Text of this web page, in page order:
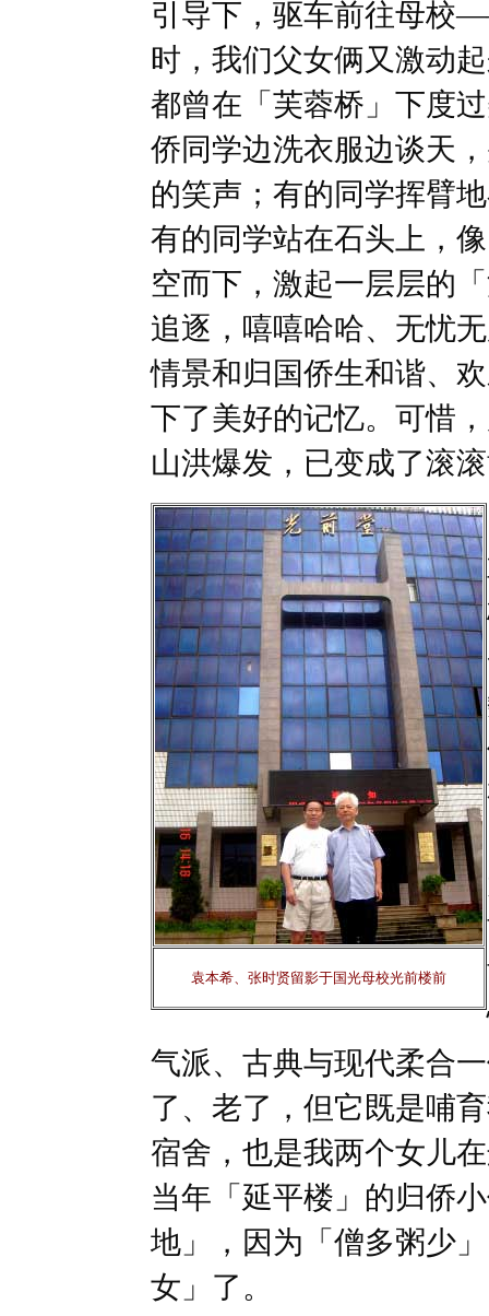
引导下，驱车前往母校
时，我们父女俩又激动
都曾在「芙蓉桥」下度
侨同学边洗衣服边谈天
的笑声；有的同学挥臂
有的同学站在石头上，
空而下，激起一层层的
追逐，嘻嘻哈哈、无忧
情景和归国侨生和谐、
下了美好的记忆。可惜
山洪爆发，已变成了滚
袁本希、张时贤留影于国光母校光前楼前
气派、古典与现代柔合
了、老了，但它既是哺
宿舍，也是我两个女儿
当年「延平楼」的归侨
地」，因为「僧多粥少
女」了。